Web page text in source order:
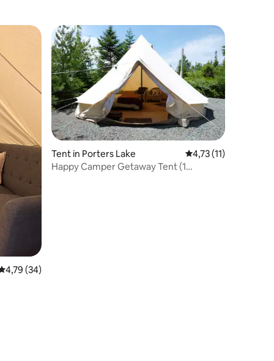
beoordeling van 4,79 uit 5, 34 recensies
4,79 (34)
Tent in Porters Lake Gemiddelde
4,73 (11)
Happy Camper Getaway Tent (1